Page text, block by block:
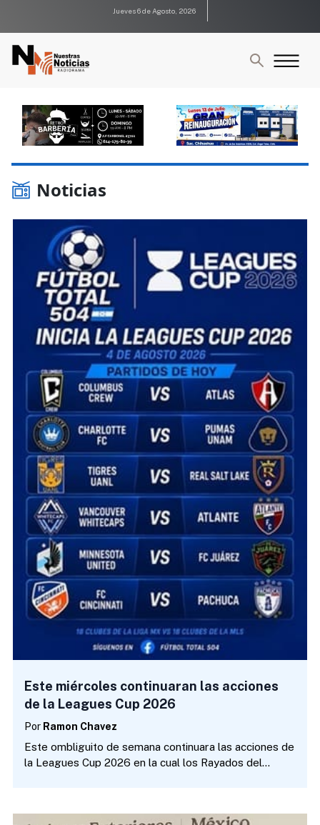
Jueves 6 de Agosto, 2026
Noticias
Este miércoles continuaran las acciones
de la Leagues Cup 2026
Por Ramon Chavez
Este ombliguito de semana continuara las acciones de
la Leagues Cup 2026 en la cual los Rayados del